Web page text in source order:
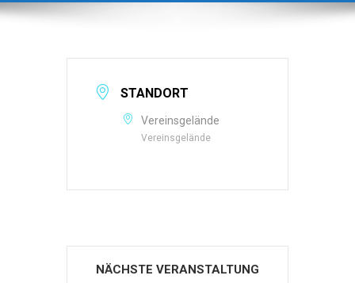
STANDORT
Vereinsgelände
Vereinsgelände
NÄCHSTE VERANSTALTUNG